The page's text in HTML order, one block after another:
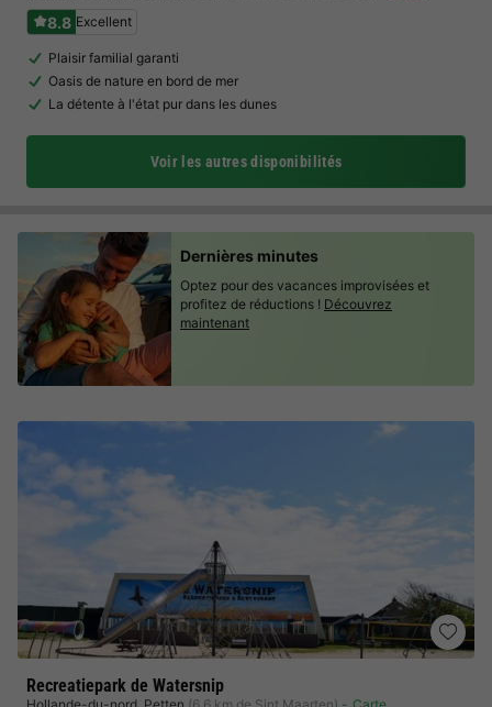
8.8 Excellent
Plaisir familial garanti
Oasis de nature en bord de mer
La détente à l'état pur dans les dunes
Voir les autres disponibilités
Recreatiepark de Watersnip
Dernières minutes
Optez pour des vacances improvisées et
profitez de réductions ! Découvrez
maintenant